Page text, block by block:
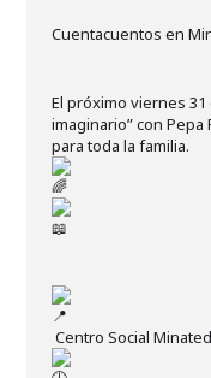
Cuentacuentos en
El próximo viernes
imaginario” con
para toda la familia.
Centro Social